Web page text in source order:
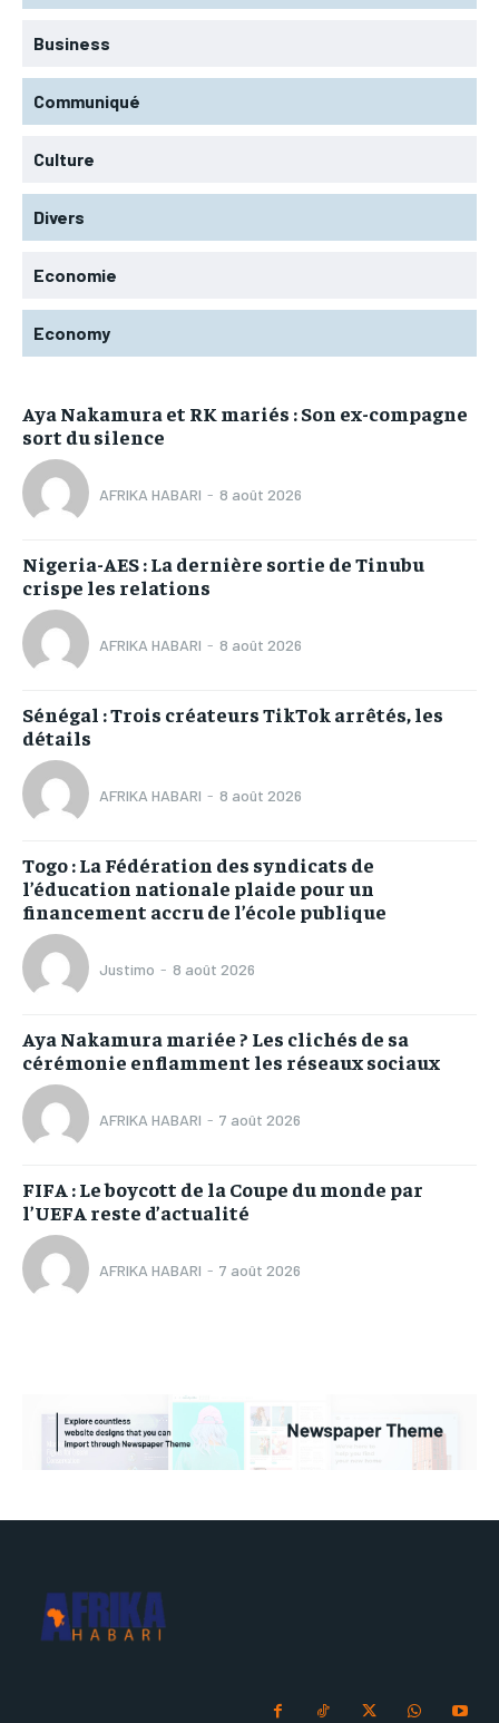
Business
Communiqué
Culture
Divers
Economie
Economy
Aya Nakamura et RK mariés : Son ex-compagne
sort du silence
AFRIKA HABARI - 8 août 2026
Nigeria-AES : La dernière sortie de Tinubu
crispe les relations
AFRIKA HABARI - 8 août 2026
Sénégal : Trois créateurs TikTok arrêtés, les
détails
AFRIKA HABARI - 8 août 2026
Togo : La Fédération des syndicats de
l’éducation nationale plaide pour un
financement accru de l’école publique
Justimo - 8 août 2026
Aya Nakamura mariée ? Les clichés de sa
cérémonie enflamment les réseaux sociaux
AFRIKA HABARI - 7 août 2026
FIFA : Le boycott de la Coupe du monde par
l’UEFA reste d’actualité
AFRIKA HABARI - 7 août 2026